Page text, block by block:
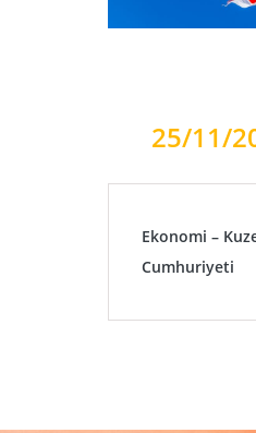
25/11/
Ekonomi –
Cumhuriyeti